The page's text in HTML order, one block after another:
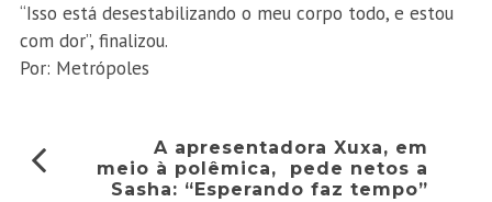
“Isso está desestabilizando o meu corpo todo, e estou
com dor”, finalizou.
Por: Metrópoles
A apresentadora Xuxa, em
meio à polêmica, pede netos a
Sasha: “Esperando faz tempo”